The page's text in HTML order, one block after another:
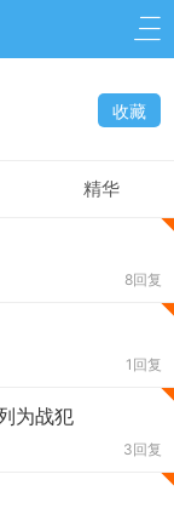
收藏
精华
8回复
1回复
为战犯
3回复